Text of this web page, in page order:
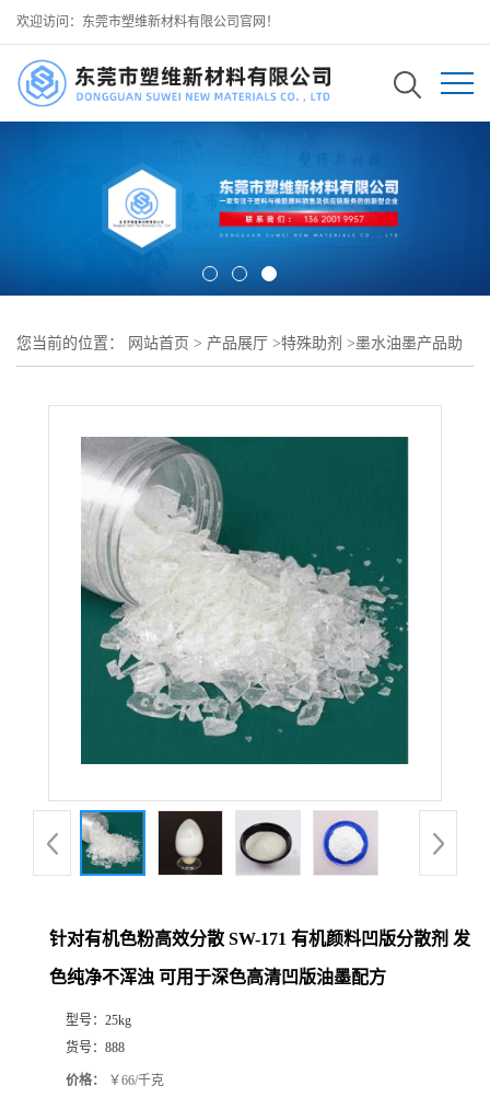
欢迎访问：东莞市塑维新材料有限公司官网！
您当前的位置： 网站首页 > 产品展厅 >特殊助剂 >墨水油墨产品助
针对有机色粉高效分散 SW-171 有机颜料凹版分散剂 发
色纯净不浑浊 可用于深色高清凹版油墨配方
型号： 25kg
货号： 888
价格： ￥66/千克